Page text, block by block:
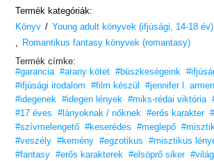
Katy számára csak a túlélés
Ellenségektől körülvéve az egyetlen, amit tehet,
helyzetéhez.
Még a Daedalusban sem mindenki őrült…
rémisztőek,
és amit elárulnak, az felzaklatja Katyt. Kik az
Daedalus?
Az emberiség? Vagy a
Ők ketten együtt bármivel
A legveszedelmesebb ellenség azonban
Amikor kiderül az igazság, és a hazugságok
melyik oldalra kerül majd Daemon
Együtt maradnak
Termék kategóriák:
Könyv / Young adult könyvek (ifjúsági, 14-18 év)
Romantikus fantasy könyvek (romantasy)
Termék címke:
#garancia #arany kötet #büszkeségeink
#ifjúsági irodalom
#film készül #jennifer l.
#idegenek #idegen lények #miks-rédai viktória
#17 éves
#lányoknak / nőknek #erős karakter
#szívmelengető #keserédes #meglepő
#veszély #kemény #egzotikus #misztikus
#fantasy #erős karakterek #elsöprő siker